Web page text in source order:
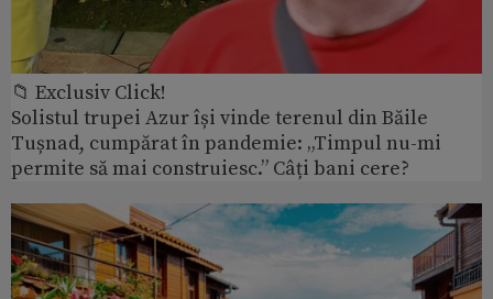
📁 Exclusiv Click!
Solistul trupei Azur își vinde terenul din Băile
Tușnad, cumpărat în pandemie: „Timpul nu-mi
permite să mai construiesc.” Câți bani cere?